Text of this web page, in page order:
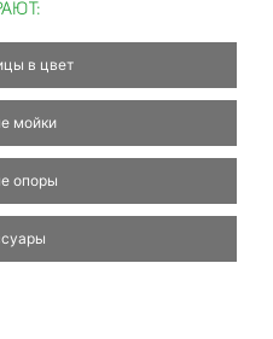
в цвет
мойки
опоры